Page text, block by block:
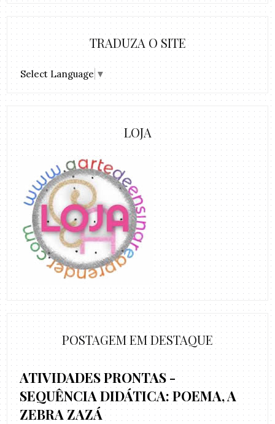
TRADUZA O SITE
Select Language ▼
LOJA
POSTAGEM EM DESTAQUE
ATIVIDADES PRONTAS -
SEQUÊNCIA DIDÁTICA: POEMA, A
ZEBRA ZAZÁ